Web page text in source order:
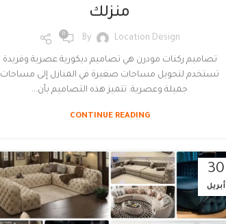
منزلك
By Location Design
0
تصاميم ركنات مودرن هي تصاميم ديكورية عصرية وفريدة
تستخدم لتحويل مساحات صغيرة في المنازل إلى مساحات
جميلة وعصرية. تتميز هذه التصاميم بأن...
CONTINUE READING
30
أبريل